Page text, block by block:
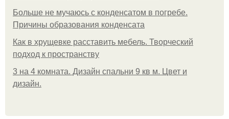
Больше не мучаюсь с конденсатом в погребе.
Причины образования конденсата
Как в хрущевке расставить мебель. Творческий
подход к пространству
3 на 4 комната. Дизайн спальни 9 кв м. Цвет и
дизайн.